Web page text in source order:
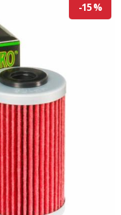
-15 %